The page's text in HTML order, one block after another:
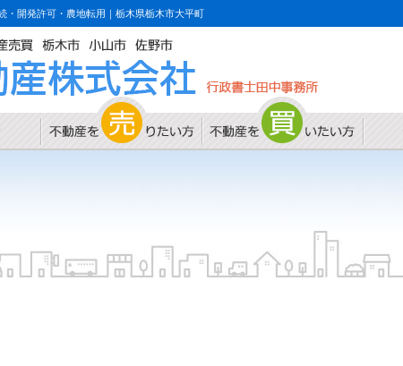
・開発許可・農地転用｜栃木県栃木市大平町